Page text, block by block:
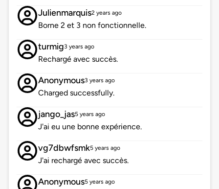
Julienmarquis2 years ago
Borne 2 et 3 non fonctionnelle.
turmig3 years ago
Rechargé avec succès.
Anonymous3 years ago
Charged successfully.
jango_jas5 years ago
J'ai eu une bonne expérience.
vg7dbwfsmk5 years ago
J'ai rechargé avec succès.
Anonymous5 years ago